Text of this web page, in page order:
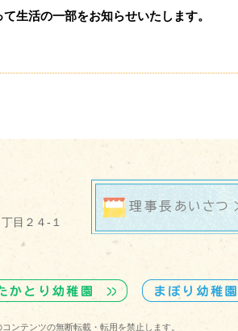
生活の一部をお知らせいたします。
丁目２４­-１
ンテンツの無断転載・転用を禁止します。